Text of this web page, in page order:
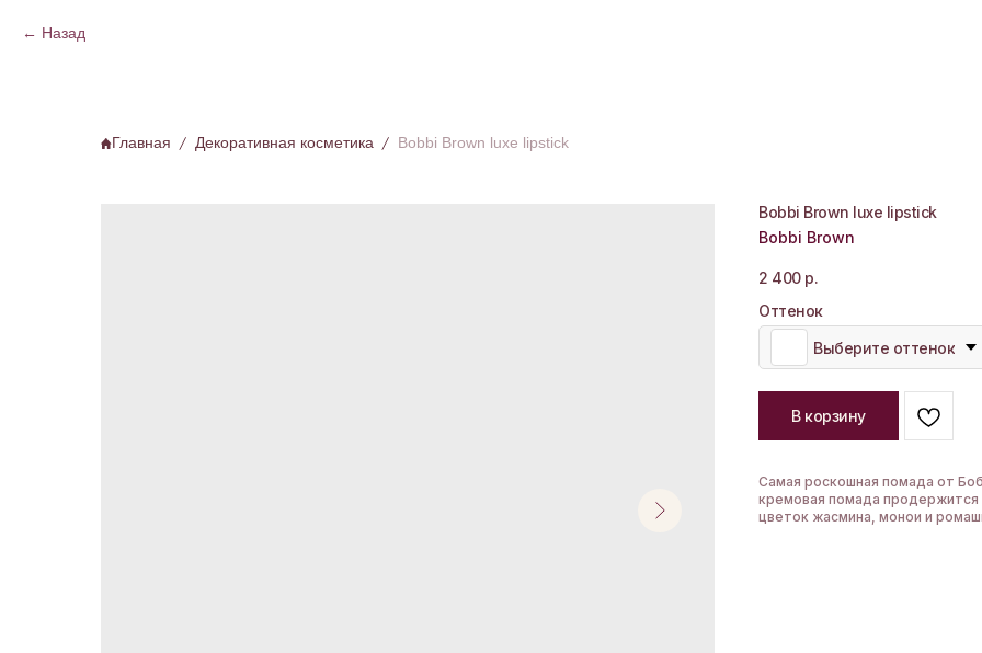
Назад
Главная Декоративная косметика Bobbi Brown luxe lipstick
Bobbi Brown luxe lipstick
Bobbi Brown
2 400 р.
Оттенок
Выберите оттенок
В корзину
Самая роскошная помада от
кремовая помада продержится
цветок жасмина, монои и